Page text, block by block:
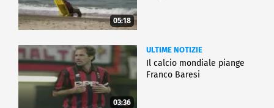
05:18
03:36
ULTIME NOTIZIE
Il calcio mondiale piange
Franco Baresi